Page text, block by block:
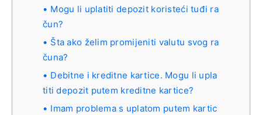
Mogu li uplatiti depozit koristeći tuđi ra
čun?
Šta ako želim promijeniti valutu svog ra
čuna?
Debitne i kreditne kartice. Mogu li upla
titi depozit putem kreditne kartice?
Imam problema s uplatom putem kartic